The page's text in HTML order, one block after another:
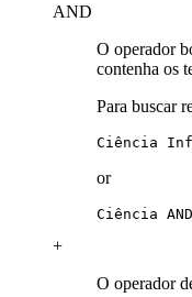
AND
O operador
contenha os
Para buscar
Ciência
or
Ciência
+
O operador